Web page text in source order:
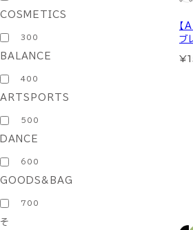
COSMETICS
300
BALANCE
400
ARTSPORTS
500
DANCE
600
GOODS&BAG
700
そ
【
ブ